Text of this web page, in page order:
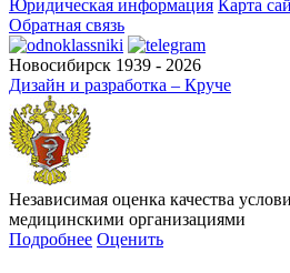
Юридическая информация Карта
Обратная связь
Новосибирск 1939 - 2026
Дизайн и разработка – Круче
Независимая оценка качества
медицинскими организациями
Подробнее Оценить